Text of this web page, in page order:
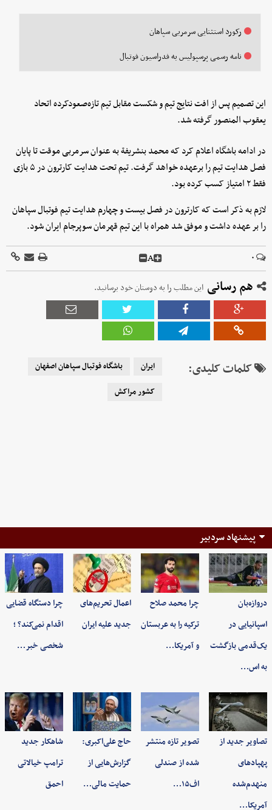
رکورد استثنایی سرمربی سپاهان
نامه رسمی پرسپولیس به فدراسیون فوتبال
این تصمیم پس از افت نتایج تیم و شکست مقابل تیم تازه‌صعودکرده اتحاد
یعقوب المنصور گرفته شد.
در ادامه باشگاه اعلام کرد که محمد بنشریفة به عنوان سرمربی موقت تا پایان
فصل هدایت تیم را برعهده خواهد گرفت. تیم تحت هدایت کارترون در ۵ بازی
فقط ۲ امتیاز کسب کرده بود.
لازم به ذکر است که کارترون در فصل بیست و چهارم هدایت تیم فوتبال سپاهان
را بر عهده داشت و موفق شد همراه با این تیم قهرمان سوپرجام ایران شود.
۰ A
هم رسانی این مطلب را به دوستان خود برسانید.
کلمات کلیدی: ایران
باشگاه فوتبال سپاهان اصفهان
کشور مراکش
پیشنهاد سردبیر
دروازه‌بان
اسپانیایی در
یک‌قدمی بازگشت
به اس…
چرا محمد صلاح
ترکیه را به عربستان
و آمریکا…
اعمال تحریم‌های
جدید علیه ایران
چرا دستگاه قضایی
اقدام نمی‌کند؟ ؛
شخصی خبر…
تصاویر جدید از
پهپادهای
منهدم‌شده
آمریکا…
تصویر تازه منتشر
شده از صندلی
اف۱۵…
حاج علی‌اکبری:
گزارش‌هایی از
حمایت مالی…
شاهکار جدید
ترامپ خیالاتی
احمق